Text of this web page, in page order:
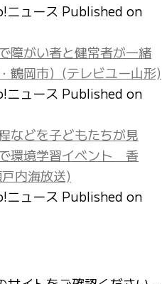
ニュース Published on
障がい者と健常者が一緒
鶴岡市）(テレビユー山形)
ニュース Published on
などを子どもたちが見
環境学習イベント 香
内海放送)
ニュース Published on